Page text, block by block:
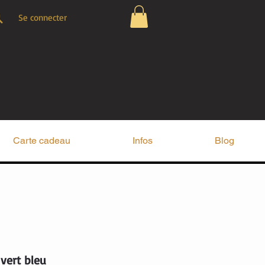
bleu
Carte cadeau Infos Blog
Se connecter